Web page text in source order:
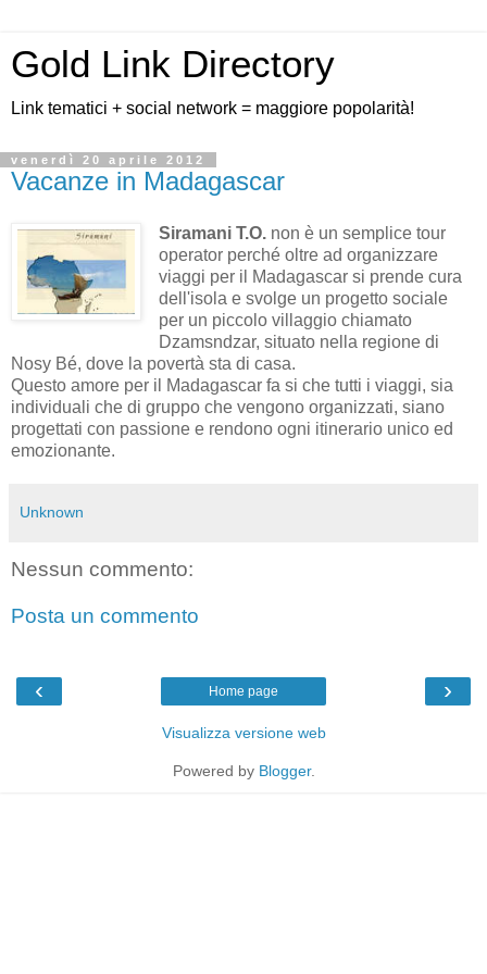
Gold Link Directory
Link tematici + social network = maggiore popolarità!
venerdì 20 aprile 2012
Vacanze in Madagascar
Siramani T.O.non è un semplice tour
operator perché oltre ad organizzare
viaggi per il Madagascar si prende cura
dell'isola e svolge un progetto sociale
per un piccolo villaggio chiamato
Dzamsndzar, situato nella regione di
Nosy Bé, dove la povertà sta di casa.
Questo amore per il Madagascar fa si che tutti i viaggi, sia
individuali che di gruppo che vengono organizzati, siano
progettati con passione e rendono ogni itinerario unico ed
emozionante.
Unknown
Nessun commento:
Posta un commento
‹ ›
Home page
Visualizza versione web
Powered by Blogger.